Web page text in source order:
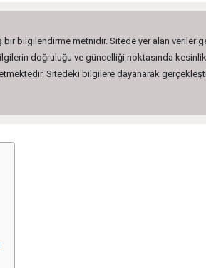
bilgilendirme metnidir. Sitede yer alan veriler
doğruluğu ve güncelliği noktasında
etmektedir. Sitedeki bilgilere dayanarak